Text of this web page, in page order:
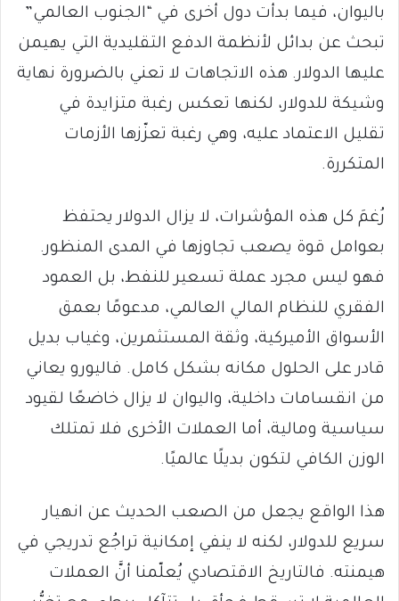
باليوان، فيما بدأت دول أخرى في “الجنوب العالمي”
تبحث عن بدائل لأنظمة الدفع التقليدية التي يهيمن
عليها الدولار. هذه الاتجاهات لا تعني بالضرورة نهاية
وشيكة للدولار، لكنها تعكس رغبة متزايدة في
تقليل الاعتماد عليه، وهي رغبة تعزّزها الأزمات
المتكررة.
رُغمَ كل هذه المؤشرات، لا يزال الدولار يحتفظ
بعوامل قوة يصعب تجاوزها في المدى المنظور.
فهو ليس مجرد عملة تسعير للنفط، بل العمود
الفقري للنظام المالي العالمي، مدعومًا بعمق
الأسواق الأميركية، وثقة المستثمرين، وغياب بديل
قادر على الحلول مكانه بشكل كامل. فاليورو يعاني
من انقسامات داخلية، واليوان لا يزال خاضعًا لقيود
سياسية ومالية، أما العملات الأخرى فلا تمتلك
الوزن الكافي لتكون بديلًا عالميًا.
هذا الواقع يجعل من الصعب الحديث عن انهيار
سريع للدولار، لكنه لا ينفي إمكانية تراجُع تدريجي في
هيمنته. فالتاريخ الاقتصادي يُعلّمنا أنَّ العملات